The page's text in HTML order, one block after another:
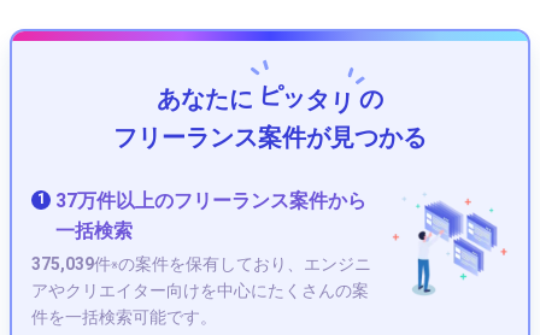
あなたに ピッタリ の
フリーランス案件が見つかる
1
37万件以上のフリーランス案件から
一括検索
375,039件※の案件を保有しており、エンジニ
アやクリエイター向けを中心にたくさんの案
件を一括検索可能です。